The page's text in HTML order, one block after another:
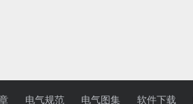
电气规范 电气图集 软件下载